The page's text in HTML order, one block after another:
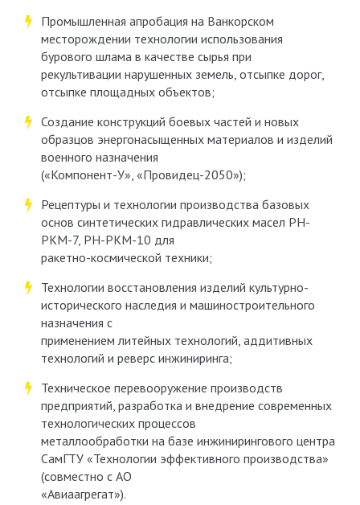
Промышленная апробация на Ванкорском
месторождении технологии использования
бурового шлама в качестве сырья при
рекультивации нарушенных земель, отсыпке дорог,
отсыпке площадных объектов;
Создание конструкций боевых частей и новых
образцов энергонасыщенных материалов и изделий
военного назначения
(«Компонент-У», «Провидец-2050»);
Рецептуры и технологии производства базовых
основ синтетических гидравлических масел РН-
РКМ-7, РН-РКМ-10 для
ракетно-космической техники;
Технологии восстановления изделий культурно-
исторического наследия и машиностроительного
назначения с
применением литейных технологий, аддитивных
технологий и реверс инжиниринга;
Техническое перевооружение производств
предприятий, разработка и внедрение современных
технологических процессов
металлообработки на базе инжинирингового центра
СамГТУ «Технологии эффективного производства»
(совместно с АО
«Авиаагрегат»).